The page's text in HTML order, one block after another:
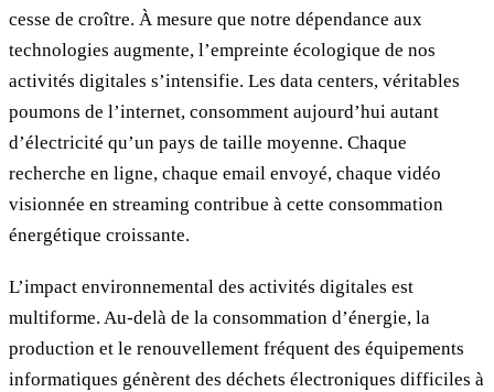
cesse de croître. À mesure que notre dépendance aux
technologies augmente, l’empreinte écologique de nos
activités digitales s’intensifie. Les data centers, véritables
poumons de l’internet, consomment aujourd’hui autant
d’électricité qu’un pays de taille moyenne. Chaque
recherche en ligne, chaque email envoyé, chaque vidéo
visionnée en streaming contribue à cette consommation
énergétique croissante.
L’impact environnemental des activités digitales est
multiforme. Au-delà de la consommation d’énergie, la
production et le renouvellement fréquent des équipements
informatiques génèrent des déchets électroniques difficiles à